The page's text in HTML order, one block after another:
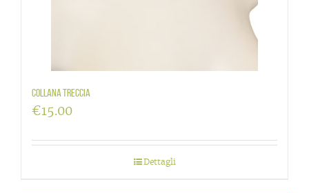
Collana treccia
€15.00
Dettagli